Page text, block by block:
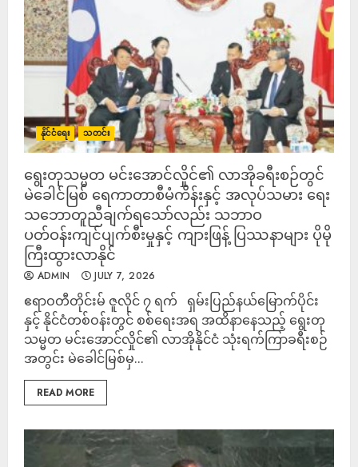
နိုင်ငံရေး သတင်း
ရွေးတုသမ္မတ မင်းအောင်လှိုင်၏ လာအိုခရီးစဉ်တွင်
မဲခေါင်မြစ် ရေကာတာစီမံကိန်းနှင့် အလုပ်သမား ရေး
သဘောတူညီချက်ရသော်လည်း သဘာဝ
ပတ်ဝန်းကျင်ပျက်စီးမှုနှင့် ကျားဖြန့် ပြဿနာများ ပိုမို
ကြီးထွားလာနိုင်
ADMIN JULY 7, 2026
ဧရာဝတီတိုင်းမ် ဇူလိုင် ၇ ရက် ရှမ်းပြည်နယ်မြောက်ပိုင်း
နှင့် နိုင်ငံတစ်ဝန်းတွင် စစ်ရေးအရ အထိနာနေသည့် ရွေးတု
သမ္မတ မင်းအောင်လှိုင်၏ လာအိုနိုင်ငံ သုံးရက်ကြာခရီးစဉ်
အတွင်း မဲခေါင်မြစ်မှ...
READ MORE